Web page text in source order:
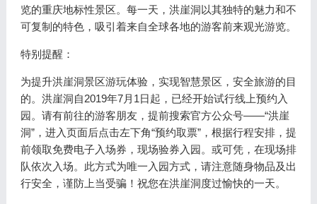
览的重庆地标性景区。每一天，洪崖洞以其独特的魅力和不
可复制的特色，吸引着来自全球各地的游客前来观光游览。
特别提醒：
为提升洪崖洞景区游玩体验，实现智慧景区，安全旅游的目
的。洪崖洞自2019年7月1日起，已经开始试行线上预约入
园。请有前往的游客朋友，提前搜索官方公众号——“洪崖
洞”，进入页面后点击左下角“预约取票”，根据行程安排，提
前领取免费电子入场券，现场验券入园。或可凭，在现场排
队依次入场。此方式为唯一入园方式，请注意随身物品及出
行安全，谨防上当受骗！祝您在洪崖洞度过愉快的一天。